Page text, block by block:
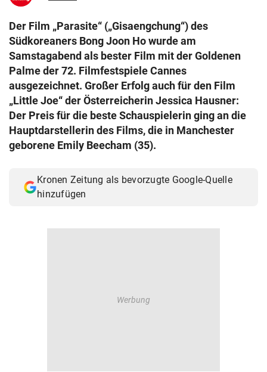
search
eingeben
© Krone Multimedia GmbH & Co KG 2026
Muthgasse 2, 1190 Wien
Der Film „Parasite“ („Gisaengchung“) des
Südkoreaners Bong Joon Ho wurde am
Samstagabend als bester Film mit der Goldenen
Palme der 72. Filmfestspiele Cannes
ausgezeichnet. Großer Erfolg auch für den Film
„Little Joe“ der Österreicherin Jessica Hausner:
Der Preis für die beste Schauspielerin ging an die
Hauptdarstellerin des Films, die in Manchester
geborene Emily Beecham (35).
Kronen Zeitung als bevorzugte Google-Quelle
hinzufügen